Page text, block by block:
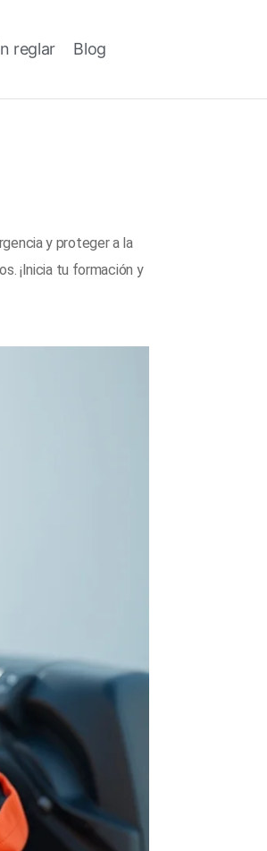
reglar Blog
y proteger a la
¡Inicia tu formación y